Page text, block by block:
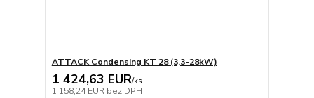
ATTACK Condensing KT 28 (3,3-28kW)
1 424,63 EUR/ks
1 158,24 EUR bez DPH